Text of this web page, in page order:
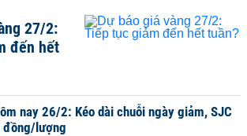
27/2:
đến hết
nay 26/2: Kéo dài chuỗi ngày giảm, SJC
lượng